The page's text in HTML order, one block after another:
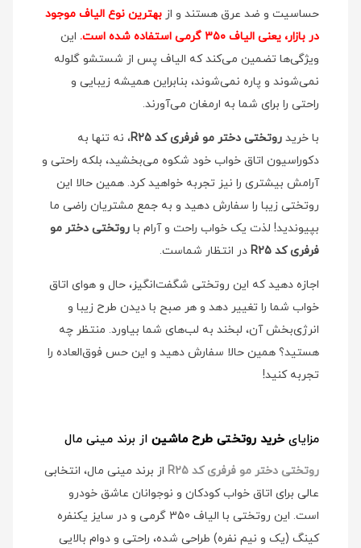
حساسیت و ضد عرق هستند و از بهترین نوع الیاف موجود
در بازار، یعنی الیاف ۳۵۰ گرمی استفاده شده است.
این
ویژگی‌ها تضمین می‌کند که الیاف پس از شستشو گلوله
نمی‌شوند و پاره نمی‌شوند، بنابراین همیشه زیبایی و
راحتی را برای شما به ارمغان می‌آورند.
با خرید روتختی دختر مو فرفری کد R25
، نه تنها به
دکوراسیون اتاق خواب خود شکوه می‌بخشید، بلکه راحتی و
آرامش بیشتری را نیز تجربه خواهید کرد. همین حالا این
روتختی زیبا را سفارش دهید و به جمع مشتریان راضی ما
بپیوندید! لذت یک خواب راحت و آرام با روتختی دختر مو
فرفری کد R25
در انتظار شماست.
اجازه دهید که این روتختی شگفت‌انگیز، حال و هوای اتاق
خواب شما را تغییر دهد و هر صبح با دیدن طرح زیبا و
انرژی‌بخش آن، لبخند به لب‌های شما بیاورد. منتظر چه
هستید؟ همین حالا سفارش دهید و این حس فوق‌العاده را
تجربه کنید!
مزایای خرید روتختی طرح ماشین از برند مینی مال
روتختی دختر مو فرفری کد R25
از برند مینی مال، انتخابی
عالی برای اتاق خواب کودکان و نوجوانان عاشق خودرو
است. این روتختی با الیاف 350 گرمی و در سایز یکنفره
کینگ (یک و نیم نفره) طراحی شده، راحتی و دوام بالایی